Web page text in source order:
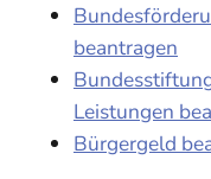
beantragen
Leistungen
Bürgergeld